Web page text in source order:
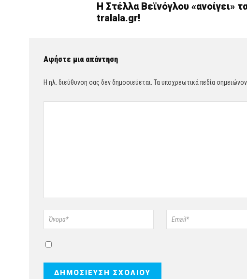
H Στέλλα Βεϊνόγλου «ανοίγει»
tralala.gr!
Αφήστε μια απάντηση
Η ηλ. διεύθυνση σας δεν δημοσιεύεται. Τα υποχρεωτικά πεδία